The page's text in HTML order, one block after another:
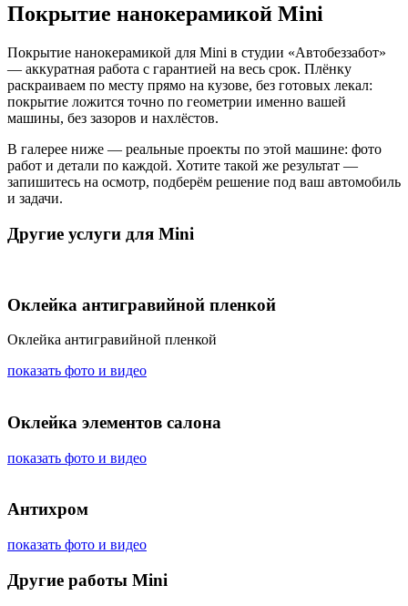
Покрытие нанокерамикой Mini
Покрытие нанокерамикой для Mini в студии «Автобеззабот»
— аккуратная работа с гарантией на весь срок. Плёнку
раскраиваем по месту прямо на кузове, без готовых лекал:
покрытие ложится точно по геометрии именно вашей
машины, без зазоров и нахлёстов.
В галерее ниже — реальные проекты по этой машине: фото
работ и детали по каждой. Хотите такой же результат —
запишитесь на осмотр, подберём решение под ваш автомобиль
и задачи.
Другие услуги для Mini
Оклейка антигравийной пленкой
Оклейка антигравийной пленкой
показать фото и видео
Оклейка элементов салона
показать фото и видео
Антихром
показать фото и видео
Другие работы Mini